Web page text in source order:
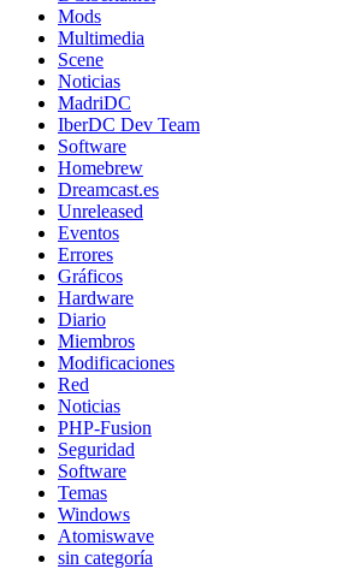
Mods
Multimedia
Scene
Noticias
MadriDC
IberDC Dev Team
Software
Homebrew
Dreamcast.es
Unreleased
Eventos
Errores
Gráficos
Hardware
Diario
Miembros
Modificaciones
Red
Noticias
PHP-Fusion
Seguridad
Software
Temas
Windows
Atomiswave
sin categoría